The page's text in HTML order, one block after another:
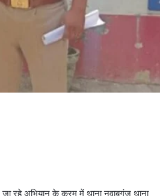
जा रहे अभियान के क्रम में थाना नवाबगंज थाना